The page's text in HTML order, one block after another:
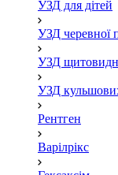
УЗД для дітей
УЗД черевної
УЗД
УЗД
Рентген
Варілрікс